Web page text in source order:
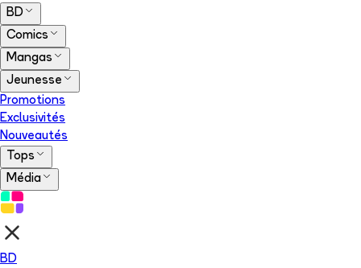
BD
Comics
Mangas
Jeunesse
Promotions
Exclusivités
Nouveautés
Tops
Média
BD